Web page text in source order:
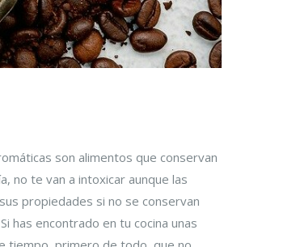
son alimentos que conservan
no te van a intoxicar aunque las
propiedades si no se conservan
has encontrado en tu cocina unas